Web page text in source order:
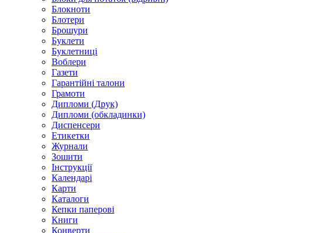
Блокноти
Блотери
Брошури
Буклети
Буклетниці
Воблери
Газети
Гарантійні талони
Грамоти
Дипломи (Друк)
Дипломи (обкладинки)
Диспенсери
Етикетки
Журнали
Зошити
Інструкції
Календарі
Карти
Каталоги
Кепки паперові
Книги
Конверти